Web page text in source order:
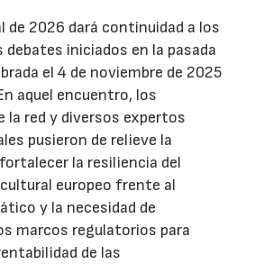
de 2026 dará continuidad a los
iniciados en la pasada
el 4 de noviembre de 2025
aquel encuentro, los
la red y diversos expertos
pusieron de relieve la
la resiliencia del
europeo frente al
y la necesidad de
marcos regulatorios para
de las